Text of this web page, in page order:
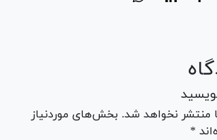
منتشر نخواهد شد. بخش‌های موردنیاز
*